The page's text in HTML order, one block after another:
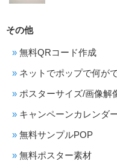
その他
無料QRコード作成
ネットでポップで何が
ポスターサイズ/画像解
キャンペーンカレンダ
無料サンプルPOP
無料ポスター素材